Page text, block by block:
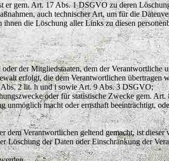
er gem. Art. 17 Abs. 1 DSGVO zu deren
auch technischer Art, um für die
die Löschung aller Links zu diesen
der Mitgliedstaaten, dem der Verantwortliche
erfolgt, die dem Verantwortlichen übertragen
Abs. 2 lit. h und i sowie Art. 9 Abs. 3 DSGVO;
oder für statistische Zwecke gem.
unmöglich macht oder ernsthaft beeinträchtigt,
dem Verantwortlichen geltend gemacht, ist
Löschung der Daten oder Einschränkung der